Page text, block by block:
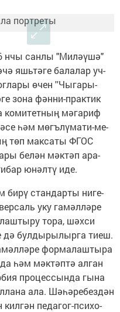
нчы сан­лы "Ми­ләү­шә"
яшь­тәге ба­ла­лар уч­
өчен ''Чы­га­ры­
зо­на фән­ни-прак­тик
мәга­риф
һәм мөгъ­лү­ма­ти-ме­
төп мак­са­ты ФГОС
бе­лән мәк­тәп ара­
юнәл­тү иде.
би­рү стан­дар­ты ни­ге­
уку га­мәл­лә­ре
то­ра, шәх­си
дә бул­ды­ры­лыр­га ти­еш.
фор­ма­лаш­ты­ра
һәм мәк­тәп­тә ал­ган
про­цес­сын­да гы­на
ала. Шәһә­ре­без­дән
пе­да­гог-пси­хо­